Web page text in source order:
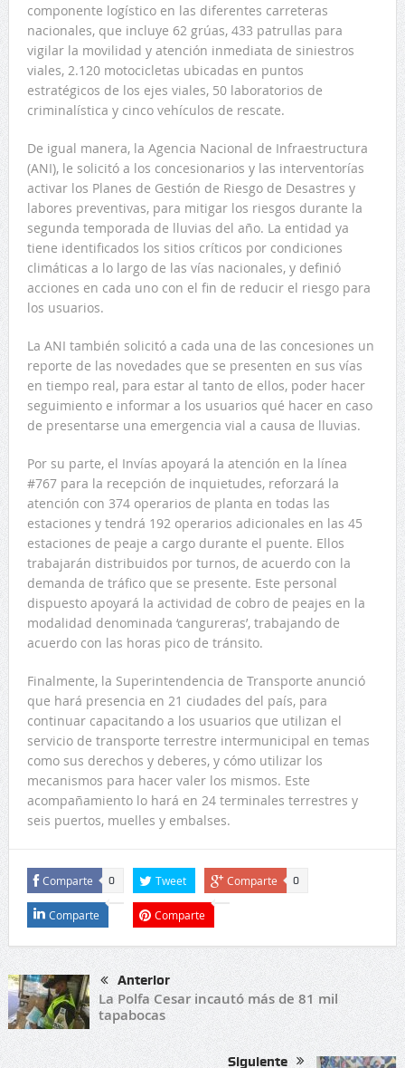
componente logístico en las diferentes carreteras
nacionales, que incluye 62 grúas, 433 patrullas para
vigilar la movilidad y atención inmediata de siniestros
viales, 2.120 motocicletas ubicadas en puntos
estratégicos de los ejes viales, 50 laboratorios de
criminalística y cinco vehículos de rescate.
De igual manera, la Agencia Nacional de Infraestructura
(ANI), le solicitó a los concesionarios y las interventorías
activar los Planes de Gestión de Riesgo de Desastres y
labores preventivas, para mitigar los riesgos durante la
segunda temporada de lluvias del año. La entidad ya
tiene identificados los sitios críticos por condiciones
climáticas a lo largo de las vías nacionales, y definió
acciones en cada uno con el fin de reducir el riesgo para
los usuarios.
La ANI también solicitó a cada una de las concesiones un
reporte de las novedades que se presenten en sus vías
en tiempo real, para estar al tanto de ellos, poder hacer
seguimiento e informar a los usuarios qué hacer en caso
de presentarse una emergencia vial a causa de lluvias.
Por su parte, el Invías apoyará la atención en la línea
#767 para la recepción de inquietudes, reforzará la
atención con 374 operarios de planta en todas las
estaciones y tendrá 192 operarios adicionales en las 45
estaciones de peaje a cargo durante el puente. Ellos
trabajarán distribuidos por turnos, de acuerdo con la
demanda de tráfico que se presente. Este personal
dispuesto apoyará la actividad de cobro de peajes en la
modalidad denominada ‘cangureras’, trabajando de
acuerdo con las horas pico de tránsito.
Finalmente, la Superintendencia de Transporte anunció
que hará presencia en 21 ciudades del país, para
continuar capacitando a los usuarios que utilizan el
servicio de transporte terrestre intermunicipal en temas
como sus derechos y deberes, y cómo utilizar los
mecanismos para hacer valer los mismos. Este
acompañamiento lo hará en 24 terminales terrestres y
seis puertos, muelles y embalses.
Comparte 0 Tweet Comparte 0
Comparte Comparte
Anterior
La Polfa Cesar incautó más de 81 mil
tapabocas
Siguiente